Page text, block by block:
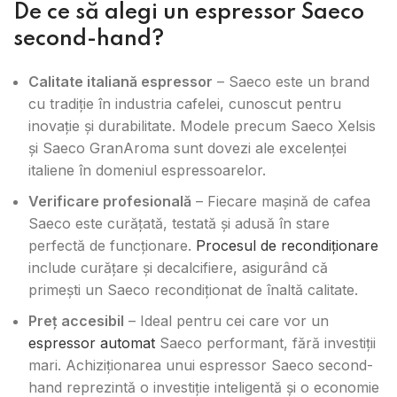
De ce să alegi un espressor Saeco
second-hand?
Calitate italiană espressor – Saeco este un brand
cu tradiție în industria cafelei, cunoscut pentru
inovație și durabilitate. Modele precum Saeco Xelsis
și Saeco GranAroma sunt dovezi ale excelenței
italiene în domeniul espressoarelor.
Verificare profesională – Fiecare mașină de cafea
Saeco este curățată, testată și adusă în stare
perfectă de funcționare. Procesul de recondiționare
include curățare și decalcifiere, asigurând că
primești un Saeco recondiționat de înaltă calitate.
Preț accesibil – Ideal pentru cei care vor un
espressor automat Saeco performant, fără investiții
mari. Achiziționarea unui espressor Saeco second-
hand reprezintă o investiție inteligentă și o economie